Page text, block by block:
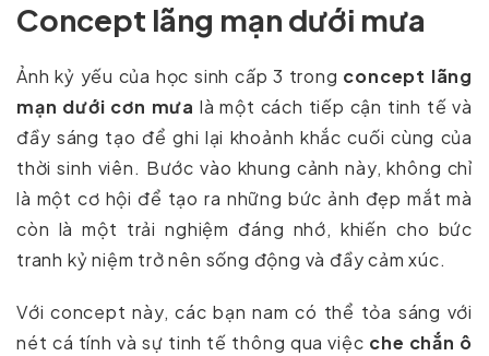
Concept lãng mạn dưới mưa
Ảnh kỷ yếu của học sinh cấp 3 trong concept lãng
mạn dưới cơn mưa là một cách tiếp cận tinh tế và
đầy sáng tạo để ghi lại khoảnh khắc cuối cùng của
thời sinh viên. Bước vào khung cảnh này, không chỉ
là một cơ hội để tạo ra những bức ảnh đẹp mắt mà
còn là một trải nghiệm đáng nhớ, khiến cho bức
tranh kỷ niệm trở nên sống động và đầy cảm xúc.
Với concept này, các bạn nam có thể tỏa sáng với
nét cá tính và sự tinh tế thông qua việc che chắn ô